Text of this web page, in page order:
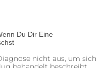
Du Dir Eine
nicht aus, um sich